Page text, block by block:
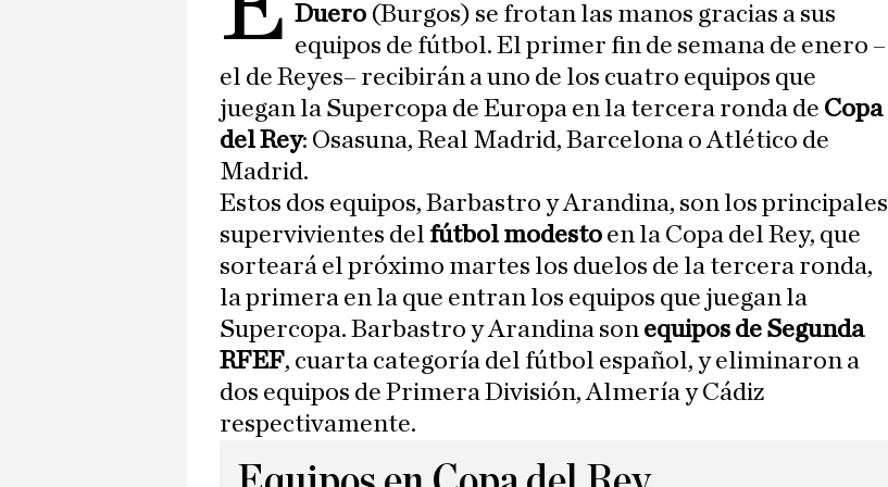
Duero (Burgos) se frotan las manos gracias a sus
equipos de fútbol. El primer fin de semana de enero –
el de Reyes– recibirán a uno de los cuatro equipos que
juegan la Supercopa de Europa en la tercera ronda de Copa
del Rey: Osasuna, Real Madrid, Barcelona o Atlético de
Madrid.
Estos dos equipos, Barbastro y Arandina, son los principales
supervivientes del fútbol modesto en la Copa del Rey, que
sorteará el próximo martes los duelos de la tercera ronda,
la primera en la que entran los equipos que juegan la
Supercopa. Barbastro y Arandina son equipos de Segunda
RFEF, cuarta categoría del fútbol español, y eliminaron a
dos equipos de Primera División, Almería y Cádiz
respectivamente.